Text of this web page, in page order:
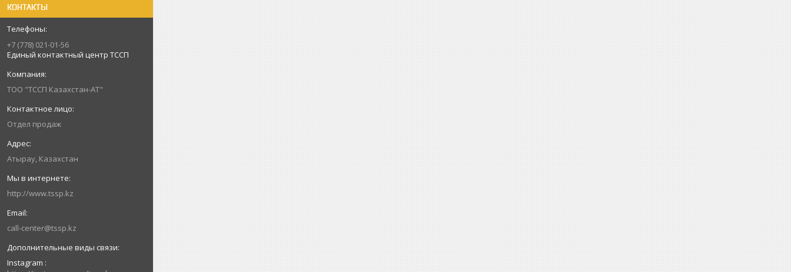
КОНТАКТЫ
+7 (778) 021-01-56
Единый контактный центр ТССП
ТОО "ТССП Казахстан-АТ"
Отдел продаж
Атырау, Казахстан
http://www.tssp.kz
call-center@tssp.kz
Instagram